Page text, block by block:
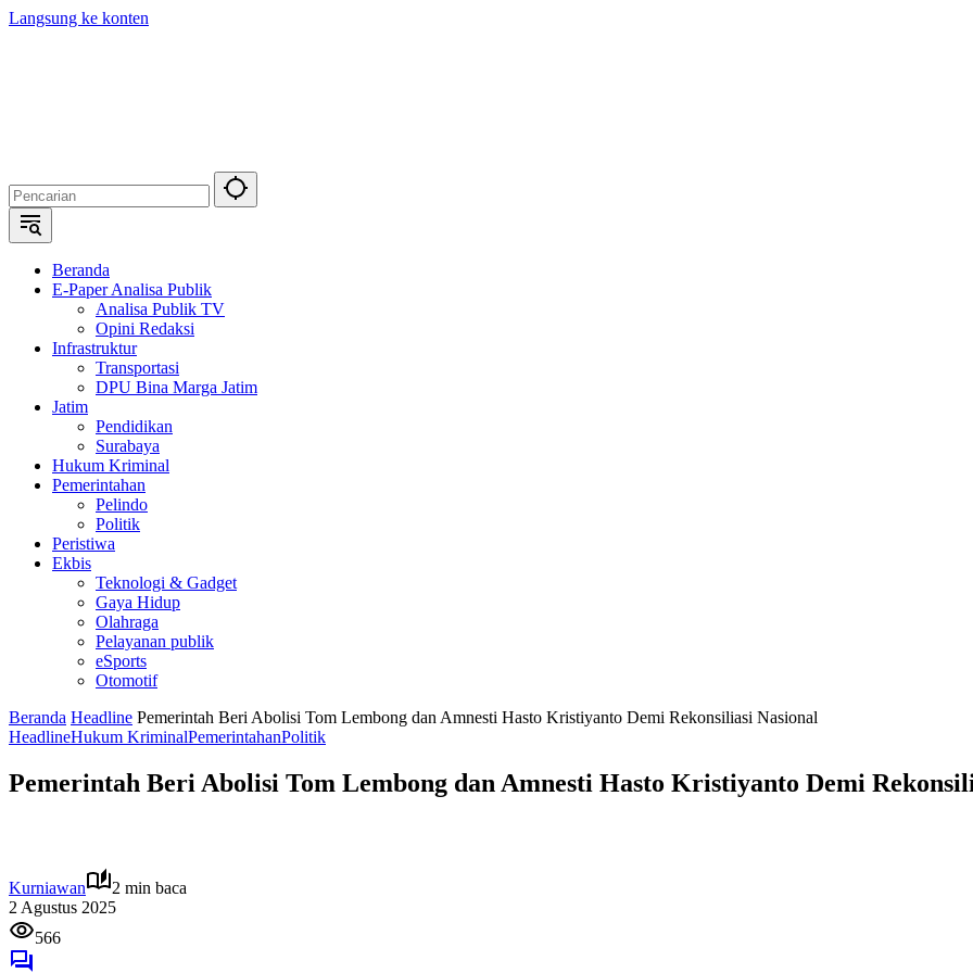
Langsung ke konten
Beranda
E-Paper Analisa Publik
Analisa Publik TV
Opini Redaksi
Infrastruktur
Transportasi
DPU Bina Marga Jatim
Jatim
Pendidikan
Surabaya
Hukum Kriminal
Pemerintahan
Pelindo
Politik
Peristiwa
Ekbis
Teknologi & Gadget
Gaya Hidup
Olahraga
Pelayanan publik
eSports
Otomotif
Beranda Headline Pemerintah Beri Abolisi Tom Lembong dan Amnesti Hasto Kristiyanto Demi Rekonsiliasi Nasional
HeadlineHukum KriminalPemerintahanPolitik
Pemerintah Beri Abolisi Tom Lembong dan Amnesti Hasto Kristiyanto Demi
Kurniawan
2 min baca
2 Agustus 2025
566